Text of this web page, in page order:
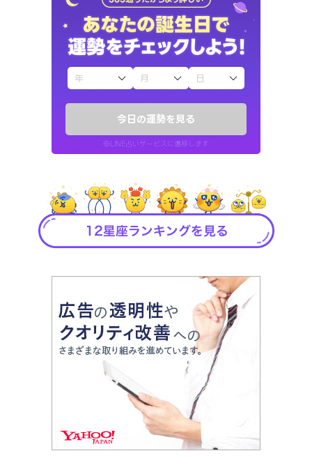
今日の運勢を見る
※LINE占いサービスに遷移します